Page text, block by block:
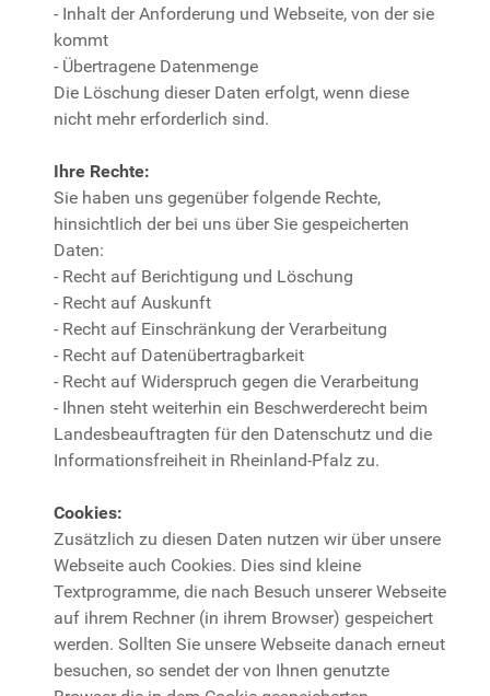
- Inhalt der Anforderung und Webseite, von der sie
kommt
- Übertragene Datenmenge
Die Löschung dieser Daten erfolgt, wenn diese
nicht mehr erforderlich sind.
Ihre Rechte:
Sie haben uns gegenüber folgende Rechte,
hinsichtlich der bei uns über Sie gespeicherten
Daten:
- Recht auf Berichtigung und Löschung
- Recht auf Auskunft
- Recht auf Einschränkung der Verarbeitung
- Recht auf Datenübertragbarkeit
- Recht auf Widerspruch gegen die Verarbeitung
- Ihnen steht weiterhin ein Beschwerderecht beim
Landesbeauftragten für den Datenschutz und die
Informationsfreiheit in Rheinland-Pfalz zu.
Cookies:
Zusätzlich zu diesen Daten nutzen wir über unsere
Webseite auch Cookies. Dies sind kleine
Textprogramme, die nach Besuch unserer Webseite
auf ihrem Rechner (in ihrem Browser) gespeichert
werden. Sollten Sie unsere Webseite danach erneut
besuchen, so sendet der von Ihnen genutzte